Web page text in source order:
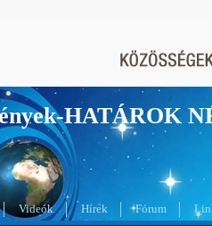
HATÁROK
Videók Hírek Fórum